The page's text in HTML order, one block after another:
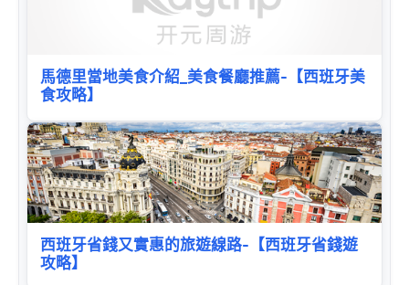
馬德里當地美食介紹_美食餐廳推薦-【西班牙美
食攻略】
西班牙省錢又實惠的旅遊線路-【西班牙省錢遊
攻略】